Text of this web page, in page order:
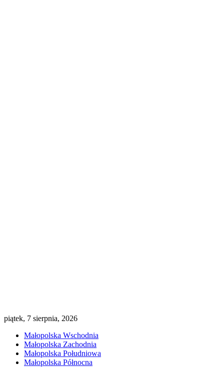
piątek, 7 sierpnia, 2026
Małopolska Wschodnia
Małopolska Zachodnia
Małopolska Południowa
Małopolska Północna